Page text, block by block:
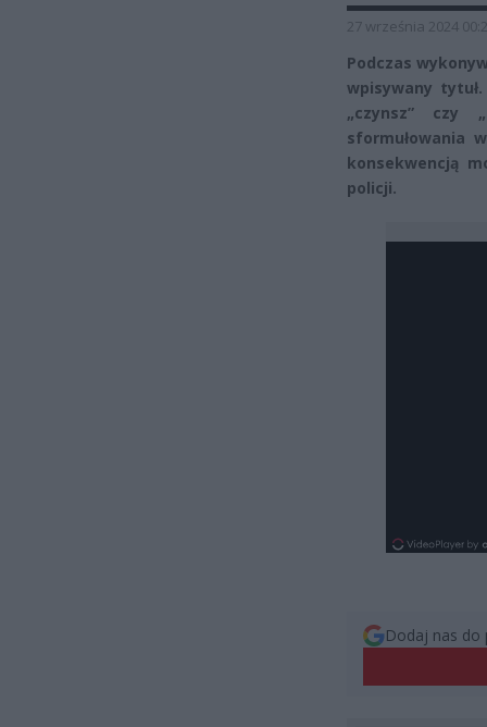
27 września 2024
Podczas
wpisywany
„czynsz” czy
sformułowania
konsekwencją
policji.
Dodaj nas do